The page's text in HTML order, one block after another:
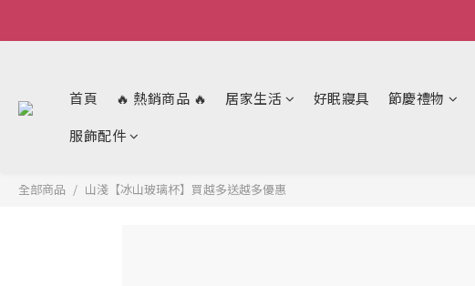
首頁 🔥 熱銷商品 🔥 居家生活 好眠寢具 節慶禮物
服飾配件
全部商品 山淺【冰山玻璃杯】買越多送越多優惠